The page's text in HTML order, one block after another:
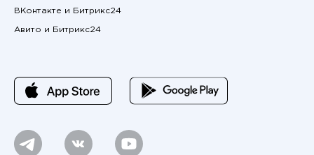
ВКонтакте и Битрикс24
Авито и Битрикс24